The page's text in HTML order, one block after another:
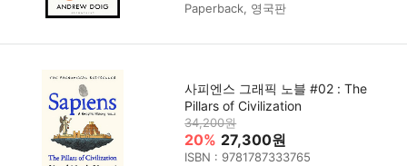
Paperback, 영국판
사피엔스 그래픽 노블 #02 : The
Pillars of Civilization
34,200원
20% 27,300원
ISBN : 9781787333765